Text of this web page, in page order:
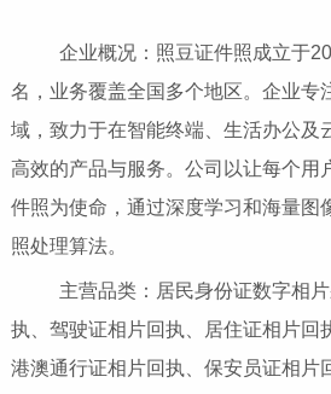
企业概况：照豆证件照成立于
名，业务覆盖全国多个地区。企业专
域，致力于在智能终端、生活办公及
高效的产品与服务。公司以让每个用
件照为使命，通过深度学习和海量图
照处理算法。
主营品类：居民身份证数字相片
执、驾驶证相片回执、居住证相片回
港澳通行证相片回执、保安员证相片